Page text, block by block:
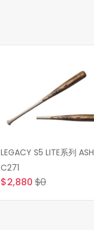
LEGACY S5 LITE系列 ASH
C271
$2,880 $0